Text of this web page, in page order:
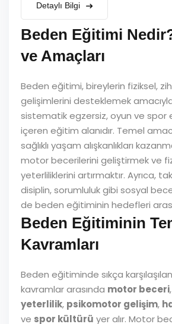
Detaylı Bilgi
Beden Eğitimi Nedir?
ve Amaçları
Beden eğitimi, bireylerin fiziksel,
gelişimlerini desteklemek
sistematik egzersiz, oyun ve spor
içeren eğitim alanıdır. Temel
sağlıklı yaşam alışkanlıkları
motor becerilerini geliştirmek ve
yeterliliklerini artırmaktır. Ayrıca,
disiplin, sorumluluk gibi sosyal
de beden eğitiminin hedefleri
Beden Eğitiminin
Kavramları
Beden eğitiminde sıkça
kavramlar arasında motor beceri,
yeterlilik, psikomotor gelişim,
ve spor kültürü yer alır. Motor